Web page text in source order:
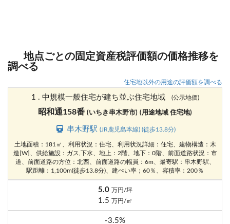
地点ごとの固定資産税評価額の価格推移を
調べる
住宅地以外の用途の評価額を調べる
1 . 中規模一般住宅が建ち並ぶ住宅地域 (公示地価)
昭和通158番 (いちき串木野市) (用途地域 住宅地)
串木野駅 (JR鹿児島本線) (徒歩13.8分)
土地面積：181㎡、利用状況：住宅、利用状況詳細：住宅、建物構造：木
造[W]、供給施設：ガス,下水、地上：2階、地下：0階、前面道路状況：市
道、前面道路の方位：北西、前面道路の幅員：6m、最寄駅：串木野駅、
駅距離：1,100m(徒歩13.8分)、建ぺい率；60％、容積率：200％
5.0 万円/坪
1.5 万円/㎡
-3.5%